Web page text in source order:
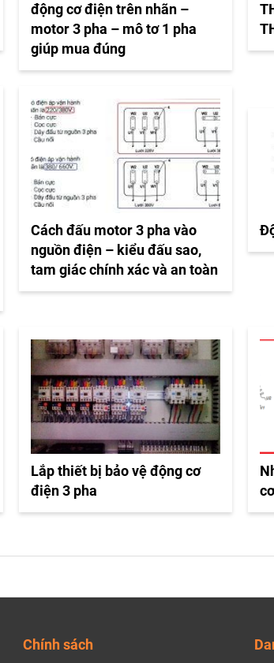
động cơ điện trên nhãn –
motor 3 pha – mô tơ 1 pha
giúp mua đúng
Cách đấu motor 3 pha vào
nguồn điện – kiểu đấu sao,
tam giác chính xác và an toàn
Lắp thiết bị bảo vệ động cơ
điện 3 pha
Chính sách